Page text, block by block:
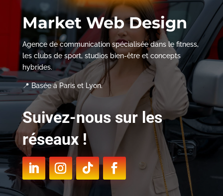
Market Web Design
Agence de communication spécialisée dans le fitness,
les clubs de sport, studios bien-être et concepts
hybrides.
📍 Basée à Paris et Lyon.
Suivez-nous sur les
réseaux !